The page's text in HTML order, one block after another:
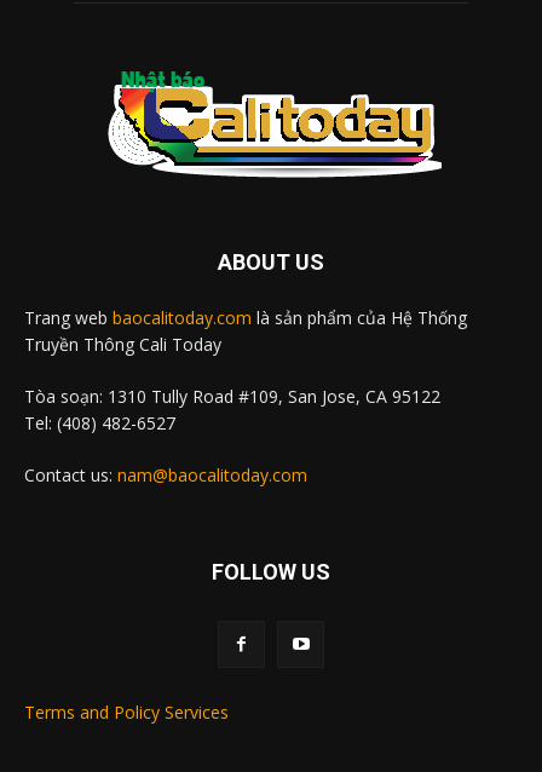
ABOUT US
Trang web baocalitoday.com là sản phẩm của Hệ Thống
Truyền Thông Cali Today
Tòa soạn: 1310 Tully Road #109, San Jose, CA 95122
Tel: (408) 482-6527
Contact us: nam@baocalitoday.com
FOLLOW US
Terms and Policy Services